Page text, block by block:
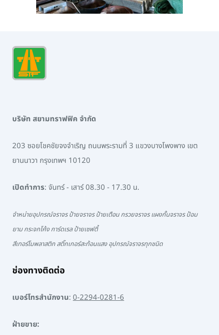
บริษัท สยามทราฟฟิค จำกัด
203 ซอยโชคชัยจงจำเริญ ถนนพระรามที่ 3 แขวงบางโพงพาง เขต
ยานนาวา กรุงเทพฯ 10120
เปิดทำการ: จันทร์ - เสาร์ 08.30 - 17.30 น.
จำหน่ายอุปกรณ์จราจร ป้ายจราจร ป้ายเตือน กรวยจราจร แผงกั้นจราจร ป้อม
ยาม กระจกโค้ง การ์ดเรล ป้ายเซฟตี้
สีเทอร์โมพลาสติก สติ๊กเกอร์สะท้อนแสง อุปกรณ์จราจรทุกชนิด
ช่องทางติดต่อ
เบอร์โทรสำนักงาน: 0-2294-0281-6
ฝ่ายขาย: